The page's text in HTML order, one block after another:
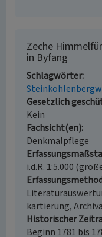
Zeche
in Byfang
Schlagwörter
Gesetzlich
Kein
Fachsicht(en)
Denkmalpflege
i.d.R. 1:5.000
kartierung,
Historischer
Beginn 1781 bis